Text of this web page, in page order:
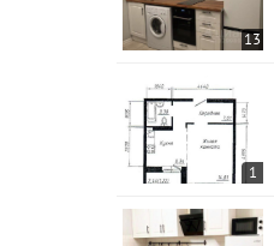
13
1